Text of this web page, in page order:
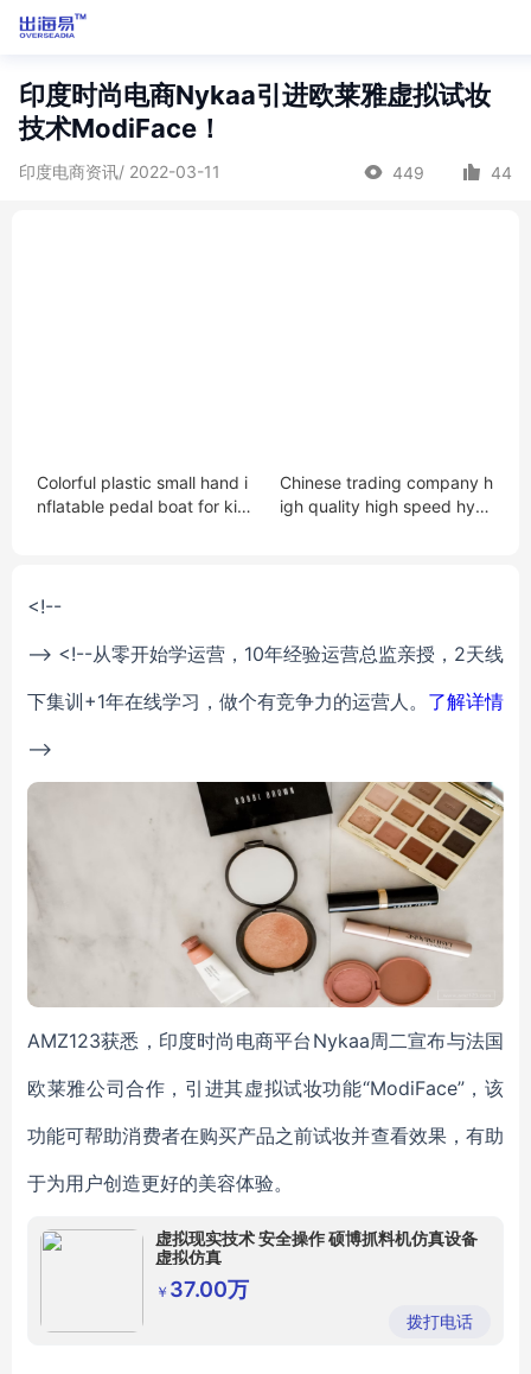
印度时尚电商Nykaa引进欧莱雅虚拟试妆
技术ModiFace！
印度电商资讯/ 2022-03-11 449 44
Colorful plastic small hand i
nflatable pedal boat for kid
Chinese trading company h
igh quality high speed hydr
<!--
--> <!--从零开始学运营，10年经验运营总监亲授，2天线
下集训+1年在线学习，做个有竞争力的运营人。 了解详情
-->
AMZ123获悉，印度时尚电商平台Nykaa周二宣布与法国
欧莱雅公司合作，引进其虚拟试妆功能“ModiFace”，该
功能可帮助消费者在购买产品之前试妆并查看效果，有助
于为用户创造更好的美容体验。
虚拟现实技术 安全操作 硕博抓料机仿真设备
虚拟仿真
￥ 37.00万
拨打电话